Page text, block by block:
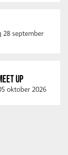
28 september
UP
oktober 2026